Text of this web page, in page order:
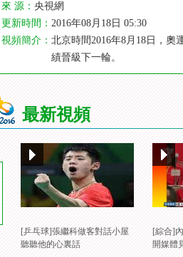
來 源： 央視網
更新時間： 2016年08月18日 05:30
視頻簡介： 北京時間2016年8月18日，
績晉級下一輪。
最新視頻
[乒乓球]張繼科做客對話小屋
聽聽他的心裏話
[綜合]
開媒體